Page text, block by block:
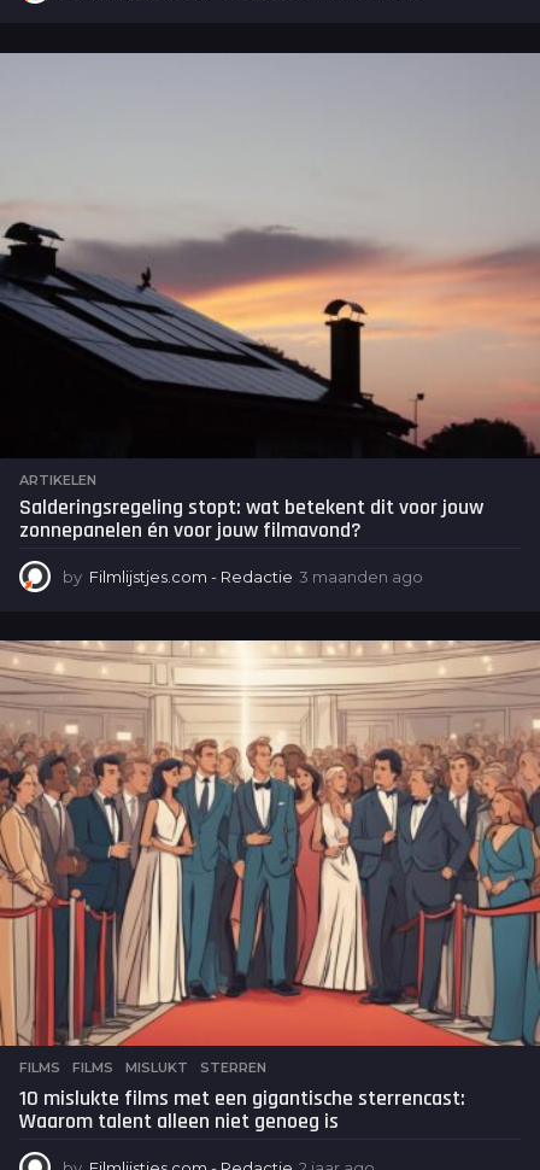
a
ARTIKELEN
Salderingsregeling stopt: wat betekent dit voor jouw
zonnepanelen én voor jouw filmavond?
by Filmlijstjes.com - Redactie 3 maanden ago
a
n
d
e
n
a
g
o
FILMS FILMS ,MISLUKT ,STERREN
10 mislukte films met een gigantische sterrencast:
Waarom talent alleen niet genoeg is